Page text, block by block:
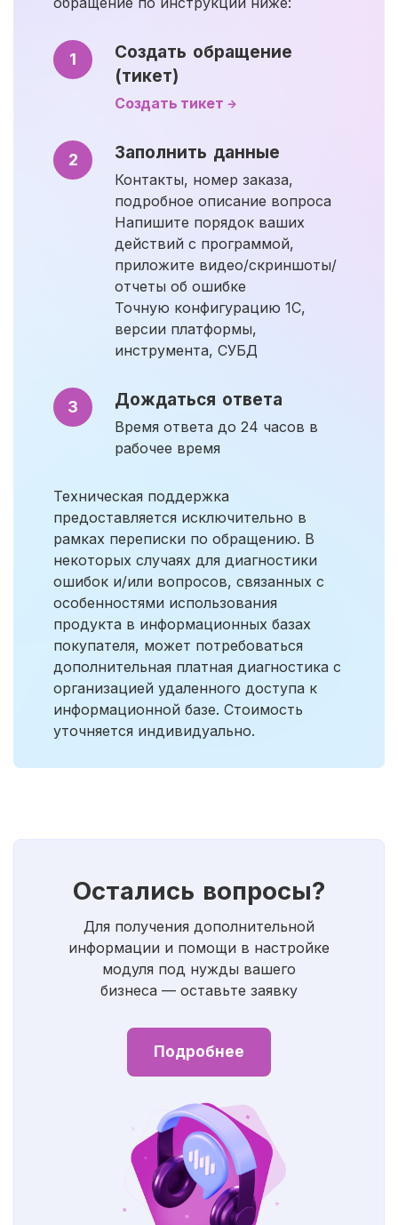
1
Создать обращение
(тикет)
Создать тикет
2 Заполнить данные
Контакты, номер заказа,
подробное описание вопроса
Напишите порядок ваших
действий с программой,
приложите видео/скриншоты/
отчеты об ошибке
Точную конфигурацию 1С,
версии платформы,
инструмента, СУБД
3 Дождаться ответа
Время ответа до 24 часов в
рабочее время
Техническая поддержка
предоставляется исключительно в
рамках переписки по обращению. В
некоторых случаях для диагностики
ошибок и/или вопросов, связанных с
особенностями использования
продукта в информационных базах
покупателя, может потребоваться
дополнительная платная диагностика с
организацией удаленного доступа к
информационной базе. Стоимость
уточняется индивидуально.
Остались вопросы?
Для получения дополнительной
информации и помощи в настройке
модуля под нужды вашего
бизнеса — оставьте заявку
Подробнее